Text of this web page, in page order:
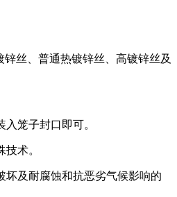
锌丝、普通热镀锌丝、高镀锌丝及
笼子封口即可。
术。
坏及耐腐蚀和抗恶劣气候影响的